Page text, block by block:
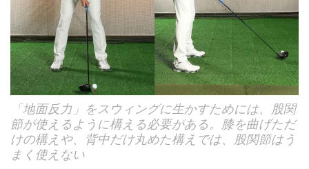
「地面反力」をスウィングに生かすためには、股関
節が使えるように構える必要がある。膝を曲げただ
けの構えや、背中だけ丸めた構えでは、股関節はう
まく使えない